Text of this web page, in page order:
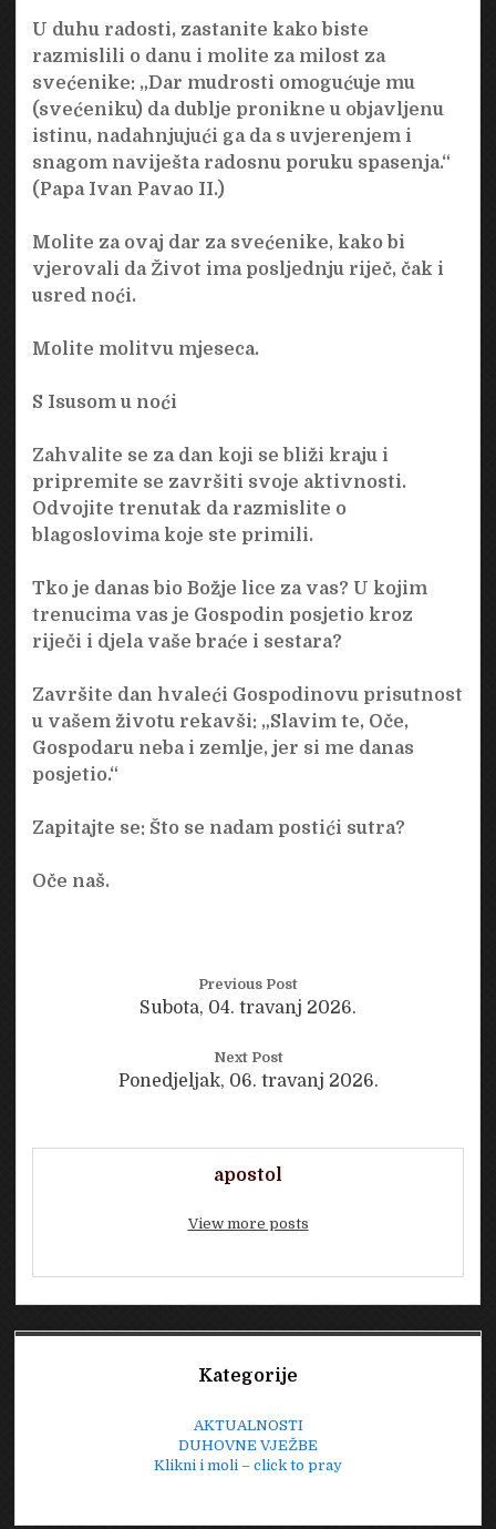
U duhu radosti, zastanite kako biste
razmislili o danu i molite za milost za
svećenike: „Dar mudrosti omogućuje mu
(svećeniku) da dublje pronikne u objavljenu
istinu, nadahnjujući ga da s uvjerenjem i
snagom naviješta radosnu poruku spasenja.“
(Papa Ivan Pavao II.)
Molite za ovaj dar za svećenike, kako bi
vjerovali da Život ima posljednju riječ, čak i
usred noći.
Molite molitvu mjeseca.
S Isusom u noći
Zahvalite se za dan koji se bliži kraju i
pripremite se završiti svoje aktivnosti.
Odvojite trenutak da razmislite o
blagoslovima koje ste primili.
Tko je danas bio Božje lice za vas? U kojim
trenucima vas je Gospodin posjetio kroz
riječi i djela vaše braće i sestara?
Završite dan hvaleći Gospodinovu prisutnost
u vašem životu rekavši: „Slavim te, Oče,
Gospodaru neba i zemlje, jer si me danas
posjetio.“
Zapitajte se: Što se nadam postići sutra?
Oče naš.
Previous Post
Subota, 04. travanj 2026.
Next Post
Ponedjeljak, 06. travanj 2026.
apostol
View more posts
Kategorije
AKTUALNOSTI
DUHOVNE VJEŽBE
Klikni i moli – click to pray